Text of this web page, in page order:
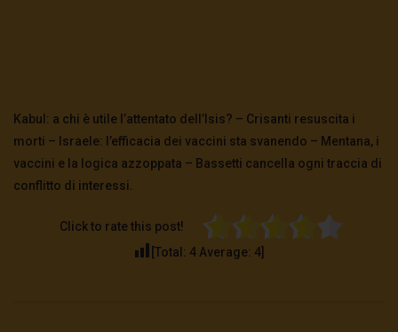
Kabul: a chi è utile l’attentato dell’Isis? – Crisanti resuscita i
morti – Israele: l’efficacia dei vaccini sta svanendo – Mentana, i
vaccini e la logica azzoppata – Bassetti cancella ogni traccia di
conflitto di interessi.
Click to rate this post!
[Total: 4 Average: 4